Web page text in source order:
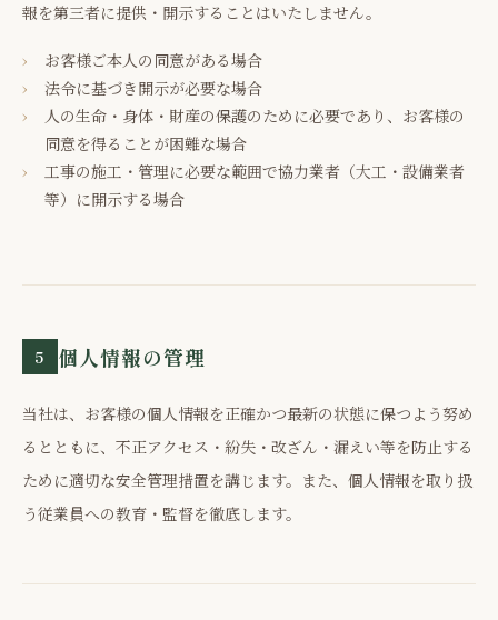
報を第三者に提供・開示することはいたしません。
お客様ご本人の同意がある場合
法令に基づき開示が必要な場合
人の生命・身体・財産の保護のために必要であり、お客様の
同意を得ることが困難な場合
工事の施工・管理に必要な範囲で協力業者（大工・設備業者
等）に開示する場合
5 個人情報の管理
当社は、お客様の個人情報を正確かつ最新の状態に保つよう努め
るとともに、不正アクセス・紛失・改ざん・漏えい等を防止する
ために適切な安全管理措置を講じます。また、個人情報を取り扱
う従業員への教育・監督を徹底します。